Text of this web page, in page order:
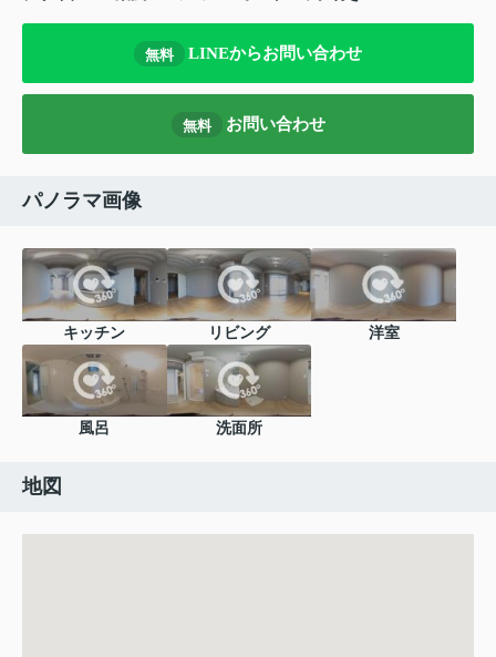
無料 LINEからお問い合わせ
無料 お問い合わせ
パノラマ画像
キッチン リビング 洋室
風呂 洗面所
地図